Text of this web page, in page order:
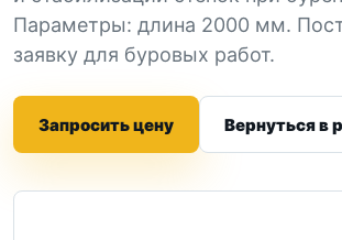
Параметры: длина 2000 мм.
заявку для буровых работ.
Запросить цену Вернуться в